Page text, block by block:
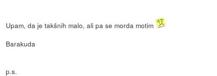
Upam, da je takšnih malo, ali pa se morda motim
Barakuda
p.s.